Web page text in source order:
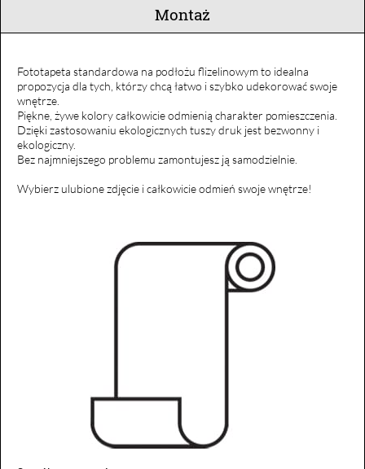
Montaż
Fototapeta standardowa na podłożu flizelinowym to idealna
propozycja dla tych, którzy chcą łatwo i szybko udekorować swoje
wnętrze.
Piękne, żywe kolory całkowicie odmienią charakter pomieszczenia.
Dzięki zastosowaniu ekologicznych tuszy druk jest bezwonny i
ekologiczny.
Bez najmniejszego problemu zamontujesz ją samodzielnie.
Wybierz ulubione zdjęcie i całkowicie odmień swoje wnętrze!